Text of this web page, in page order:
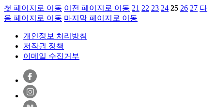
첫 페이지로 이동 이전 페이지로 이동 21 22 23 24 25 26 27 다
음 페이지로 이동 마지막 페이지로 이동
개인정보 처리방침
저작권 정책
이메일 수집거부